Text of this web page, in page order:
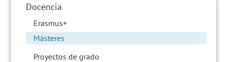
Docencia
Erasmus+
Másteres
Proyectos de grado